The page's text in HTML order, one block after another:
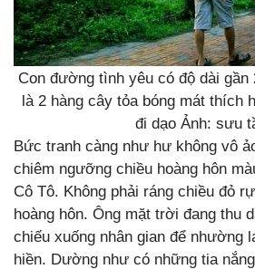
Con đường tình yêu có độ dài
là 2 hàng cây tỏa bóng mát thích
đi dạo Ảnh: sưu
Bức tranh càng như hư không vô
chiêm ngưỡng chiều hoàng hôn
Cô Tô. Không phải ráng chiều đỏ
hoàng hôn. Ông mặt trời đang thu
chiếu xuống nhân gian để nhường
hiền. Dường như có những tia